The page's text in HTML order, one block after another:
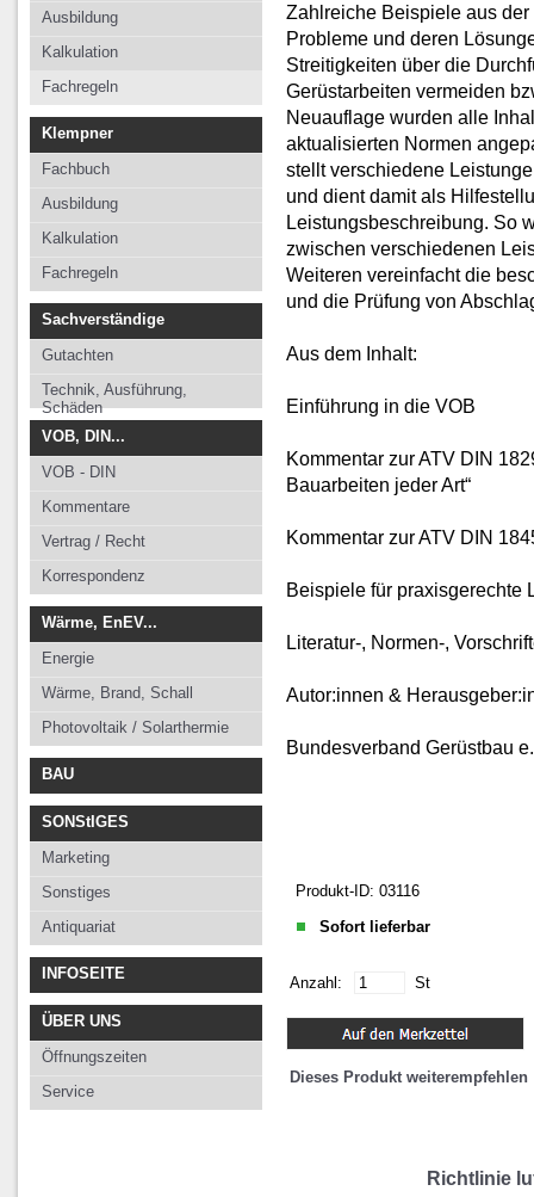
Ausbildung
Kalkulation
Fachregeln
Klempner
Fachbuch
Ausbildung
Kalkulation
Fachregeln
Sachverständige
Gutachten
Technik, Ausführung,
Schäden
VOB, DIN...
VOB - DIN
Kommentare
Vertrag / Recht
Korrespondenz
Wärme, EnEV...
Energie
Wärme, Brand, Schall
Photovoltaik / Solarthermie
BAU
SONStIGES
Marketing
Sonstiges
Antiquariat
INFOSEITE
ÜBER UNS
Öffnungszeiten
Service
Zahlreiche Beispiele aus
Probleme und deren
Streitigkeiten über die
Gerüstarbeiten vermeiden
Neuauflage wurden alle
aktualisierten Normen
stellt verschiedene
und dient damit als
Leistungsbeschreibung. So
zwischen verschiedenen
Weiteren vereinfacht die
und die Prüfung von
Aus dem Inhalt:
Einführung in die VOB
Kommentar zur ATV DIN
Bauarbeiten jeder Art“
Kommentar zur ATV DIN
Beispiele für praxisgerechte
Literatur-, Normen-,
Autor:innen &
Bundesverband Gerüstbau
Produkt-ID: 03116
Sofort lieferbar
Anzahl: St
Dieses Produkt weiterempfehlen
Richtlinie